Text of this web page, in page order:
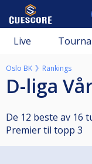
Live
Oslo BK Rankings
D-liga
De 12 beste av 16
Premier til topp 3